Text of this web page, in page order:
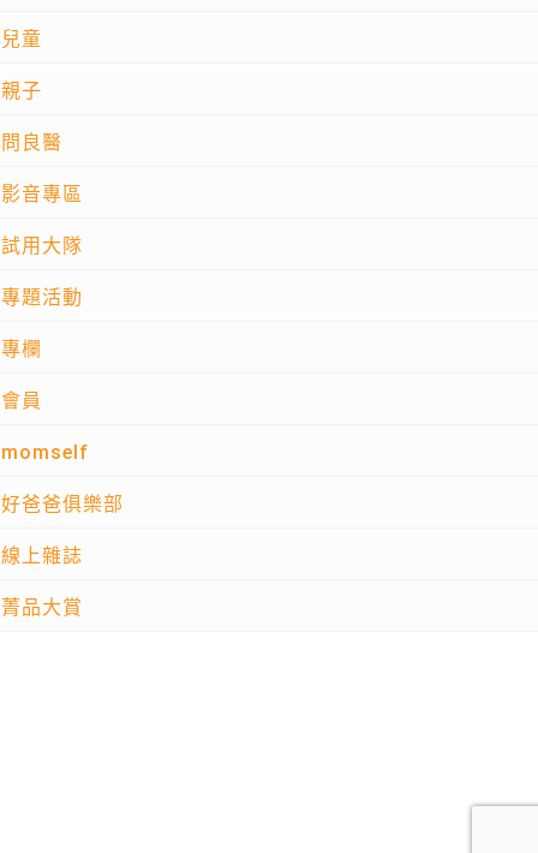
兒童
親子
問良醫
影音專區
試用大隊
專題活動
專欄
會員
momself
好爸爸俱樂部
線上雜誌
菁品大賞